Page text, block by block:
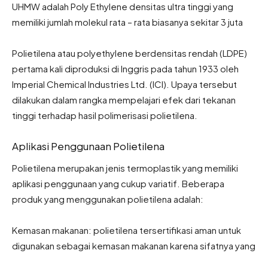
UHMW adalah Poly Ethylene densitas ultra tinggi yang
memiliki jumlah molekul rata – rata biasanya sekitar 3 juta
Polietilena atau polyethylene berdensitas rendah (LDPE)
pertama kali diproduksi di Inggris pada tahun 1933 oleh
Imperial Chemical Industries Ltd. (ICI). Upaya tersebut
dilakukan dalam rangka mempelajari efek dari tekanan
tinggi terhadap hasil polimerisasi polietilena.
Aplikasi Penggunaan Polietilena
Polietilena merupakan jenis termoplastik yang memiliki
aplikasi penggunaan yang cukup variatif. Beberapa
produk yang menggunakan polietilena adalah:
Kemasan makanan: polietilena tersertifikasi aman untuk
digunakan sebagai kemasan makanan karena sifatnya yang